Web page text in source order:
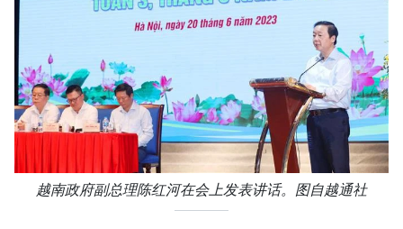
越南政府副总理陈红河在会上发表讲话。图自越通社